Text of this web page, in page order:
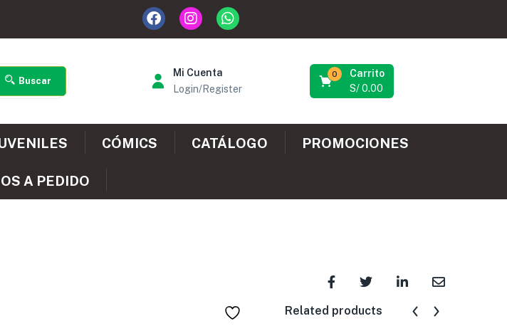
Buscar
Mi Cuenta
Login/Register
Carrito
0
S/0.00
CÓMICS CATÁLOGO PROMOCIONES
A PEDIDO
Related products